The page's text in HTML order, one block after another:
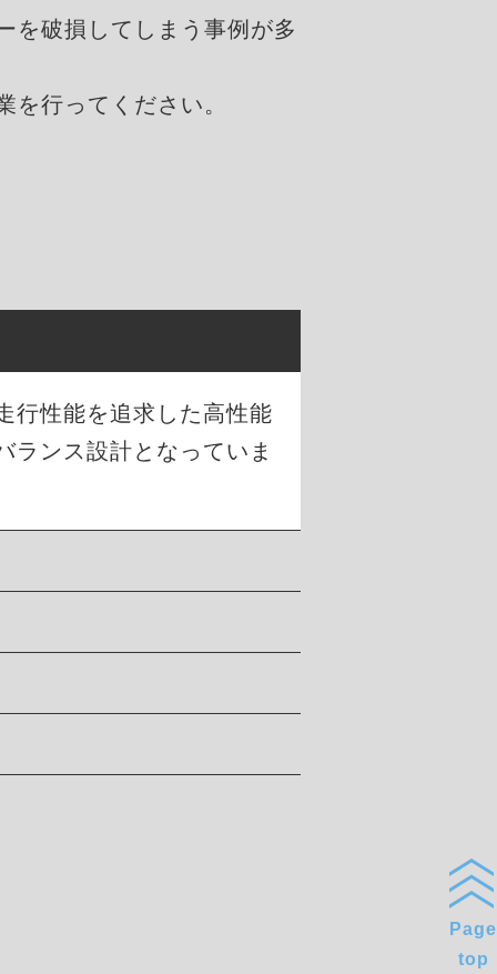
を破損してしまう事例が多
行ってください。
行性能を追求した高性能
ランス設計となっていま
Page
top